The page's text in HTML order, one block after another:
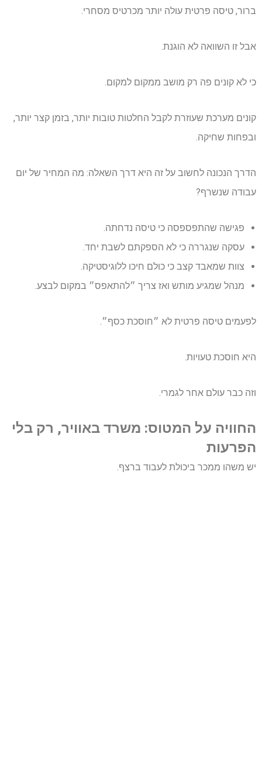
ברור, טיסה פרטית עולה יותר מכרטיס מסחרי.
אבל זו השוואה לא הוגנת.
כי לא קונים פה רק מושב ממקום למקום.
קונים מערכת שעוזרת לקבל החלטות טובות יותר, בזמן קצר יותר,
ובפחות שחיקה.
הדרך הנכונה לחשוב על זה היא דרך השאלה: מה המחיר של יום
עבודה שנשרף?
פגישה שהתפספסה כי טיסה נדחתה.
עסקה שנגררה כי לא הספקתם לשבת יחד.
צוות שמאבד קצב כי כולם חיכו ללוגיסטיקה.
מנהל שמגיע מותש ואז צריך ״להתאפס״ במקום לבצע.
לפעמים טיסה פרטית לא ״חוסכת כסף״.
היא חוסכת טעויות.
וזה כבר עולם אחר לגמרי.
החוויה על המטוס: משרד באוויר, רק בלי
הפרעות
יש משהו ממכר ביכולת לעבוד ברצף.